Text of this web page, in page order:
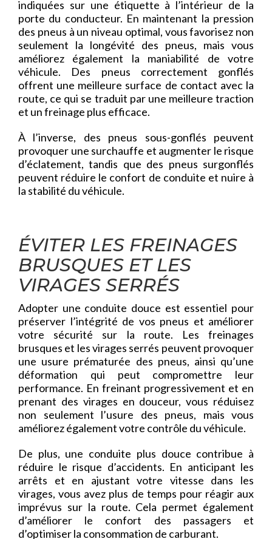
indiquées sur une étiquette à l’intérieur de la
porte du conducteur. En maintenant la pression
des pneus à un niveau optimal, vous favorisez non
seulement la longévité des pneus, mais vous
améliorez également la maniabilité de votre
véhicule. Des pneus correctement gonflés
offrent une meilleure surface de contact avec la
route, ce qui se traduit par une meilleure traction
et un freinage plus efficace.
À l’inverse, des pneus sous-gonflés peuvent
provoquer une surchauffe et augmenter le risque
d’éclatement, tandis que des pneus surgonflés
peuvent réduire le confort de conduite et nuire à
la stabilité du véhicule.
ÉVITER LES FREINAGES
BRUSQUES ET LES
VIRAGES SERRÉS
Adopter une conduite douce est essentiel pour
préserver l’intégrité de vos pneus et améliorer
votre sécurité sur la route. Les freinages
brusques et les virages serrés peuvent provoquer
une usure prématurée des pneus, ainsi qu’une
déformation qui peut compromettre leur
performance. En freinant progressivement et en
prenant des virages en douceur, vous réduisez
non seulement l’usure des pneus, mais vous
améliorez également votre contrôle du véhicule.
De plus, une conduite plus douce contribue à
réduire le risque d’accidents. En anticipant les
arrêts et en ajustant votre vitesse dans les
virages, vous avez plus de temps pour réagir aux
imprévus sur la route. Cela permet également
d’améliorer le confort des passagers et
d’optimiser la consommation de carburant.